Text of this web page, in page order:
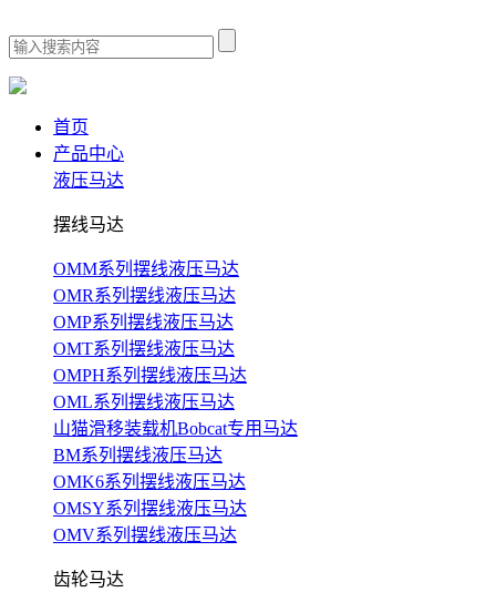
首页
产品中心
液压马达
摆线马达
OMM系列摆线液压马达
OMR系列摆线液压马达
OMP系列摆线液压马达
OMT系列摆线液压马达
OMPH系列摆线液压马达
OML系列摆线液压马达
山猫滑移装载机Bobcat专用马达
BM系列摆线液压马达
OMK6系列摆线液压马达
OMSY系列摆线液压马达
OMV系列摆线液压马达
齿轮马达